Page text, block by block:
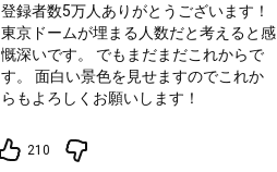
登録者数5万人ありがとうございます！
東京ドームが埋まる人数だと考えると感
慨深いです。 でもまだまだこれからで
す。 面白い景色を見せますのでこれか
らもよろしくお願いします！
210